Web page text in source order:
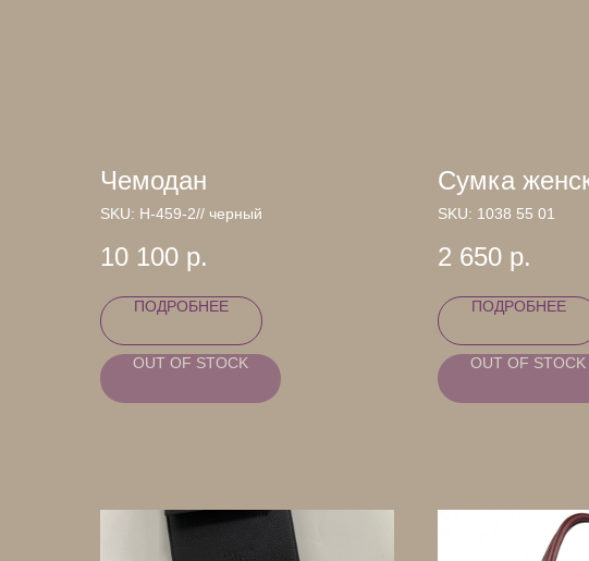
Чемодан
SKU: Н-459-2// черный
10 100 р.
ПОДРОБНЕЕ
OUT OF STOCK
Сумка
SKU: 1038 55 01
2 650 р.
ПОДРОБНЕЕ
OUT OF STOCK